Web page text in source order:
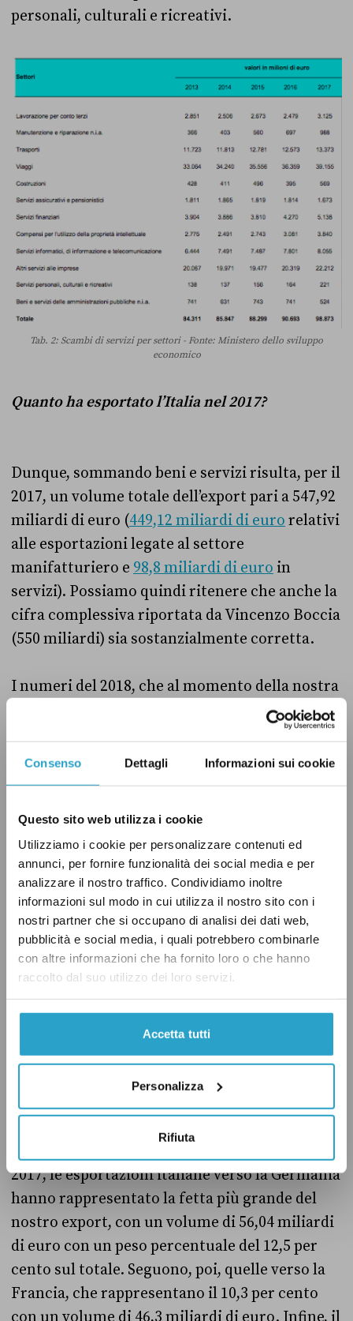
Consenso Dettagli Informazioni sui cookie
Questo sito web utilizza i cookie
Utilizziamo i cookie per personalizzare contenuti ed
annunci, per fornire funzionalità dei social media e per
analizzare il nostro traffico. Condividiamo inoltre
informazioni sul modo in cui utilizza il nostro sito con i
nostri partner che si occupano di analisi dei dati web,
pubblicità e social media, i quali potrebbero combinarle
con altre informazioni che ha fornito loro o che hanno
raccolto dal suo utilizzo dei loro servizi.
Accetta tutti
Personalizza
Rifiuta
personali, culturali e ricreativi.
Tab. 2: Scambi di servizi per settori - Fonte: Ministero dello sviluppo
economico
Quanto ha esportato l’Italia nel 2017?
Dunque, sommando beni e servizi risulta, per il
2017, un volume totale dell’export pari a 547,92
miliardi di euro (449,12 miliardi di euro relativi
alle esportazioni legate al settore
manifatturiero e 98,8 miliardi di euro in
servizi). Possiamo quindi ritenere che anche la
cifra complessiva riportata da Vincenzo Boccia
(550 miliardi) sia sostanzialmente corretta.
I numeri del 2018, che al momento della nostra
analisi non coprono la totalità dell’anno, non si
discostano molto da quelli relativi al 2017:
l’export di beni ammonta a
427 miliardi di
euronel periodo compreso tra gennaio e
gennaio-settembre, ammonta a
euro. Dunque, i dati fino ad ora disponibili
evidenziano come l’export del 2018, tra gennaio
e novembre, abbia avuto un valore totale pari a
circa 504,5 miliardi di euro.
Germania, Francia e Stati Uniti
Per quanto riguarda l’export del nostro Paese a
livello globale, i destinatari principali sono
proprio le tre nazioni citate da Vincenzo
l’analisi elaborata
2017, le esportazioni italiane verso la Germania
hanno rappresentato la fetta più grande del
nostro export, con un volume di 56,04 miliardi
di euro con un peso percentuale del 12,5 per
cento sul totale. Seguono, poi, quelle verso la
Francia, che rappresentano il 10,3 per cento